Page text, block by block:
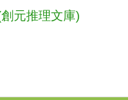
元推理文庫)